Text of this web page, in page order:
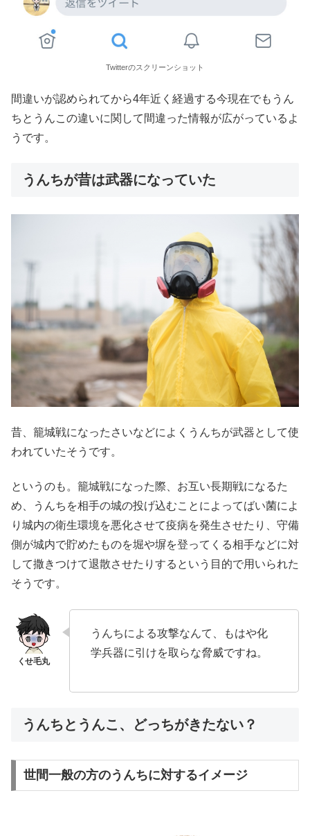
Twitterのスクリーンショット
間違いが認められてから4年近く経過する今現在でもうん
ちとうんこの違いに関して間違った情報が広がっているよ
うです。
うんちが昔は武器になっていた
昔、籠城戦になったさいなどによくうんちが武器として使
われていたそうです。
というのも。籠城戦になった際、お互い長期戦になるた
め、うんちを相手の城の投げ込むことによってばい菌によ
り城内の衛生環境を悪化させて疫病を発生させたり、守備
側が城内で貯めたものを堀や塀を登ってくる相手などに対
して撒きつけて退散させたりするという目的で用いられた
そうです。
うんちによる攻撃なんて、もはや化
学兵器に引けを取らな脅威ですね。
うんちとうんこ、どっちがきたない？
世間一般の方のうんちに対するイメージ